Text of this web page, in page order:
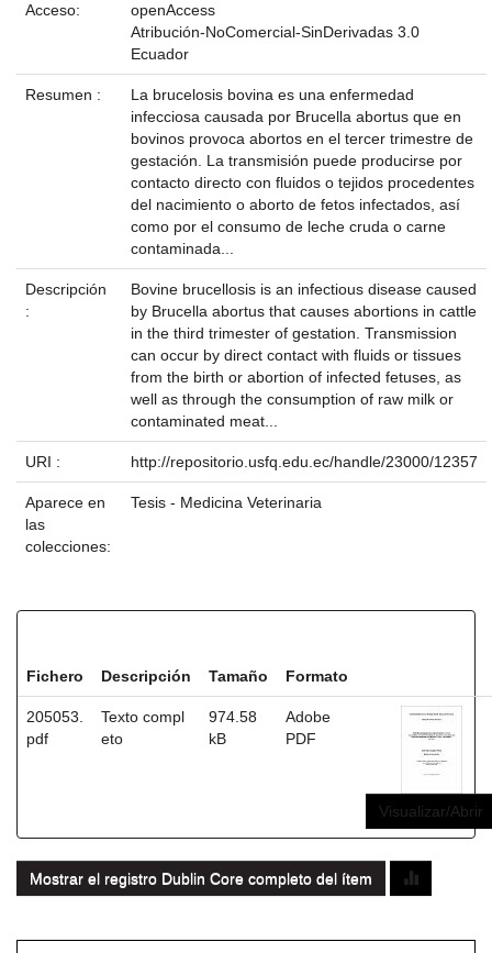
Acceso:
openAccess
Atribución-NoComercial-SinDerivadas 3.0
Ecuador
Resumen :
La brucelosis bovina es una enfermedad
infecciosa causada por Brucella abortus que en
bovinos provoca abortos en el tercer trimestre de
gestación. La transmisión puede producirse por
contacto directo con fluidos o tejidos procedentes
del nacimiento o aborto de fetos infectados, así
como por el consumo de leche cruda o carne
contaminada...
Descripción
:
Bovine brucellosis is an infectious disease caused
by Brucella abortus that causes abortions in cattle
in the third trimester of gestation. Transmission
can occur by direct contact with fluids or tissues
from the birth or abortion of infected fetuses, as
well as through the consumption of raw milk or
contaminated meat...
URI : http://repositorio.usfq.edu.ec/handle/23000/12357
Aparece en
las
colecciones:
Tesis - Medicina Veterinaria
Fichero Descripción Tamaño Formato
205053.
pdf
Texto compl
eto
974.58
kB
Adobe
PDF
Visualizar/Abrir
Mostrar el registro Dublin Core completo del ítem